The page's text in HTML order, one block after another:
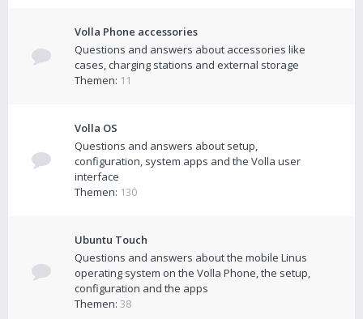
Volla Phone accessories
Questions and answers about accessories like
cases, charging stations and external storage
Themen: 11
Volla OS
Questions and answers about setup,
configuration, system apps and the Volla user
interface
Themen: 130
Ubuntu Touch
Questions and answers about the mobile Linus
operating system on the Volla Phone, the setup,
configuration and the apps
Themen: 38